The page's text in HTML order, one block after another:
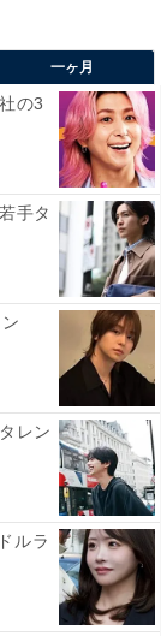
一ヶ月
の3
手タ
レン
ルラ